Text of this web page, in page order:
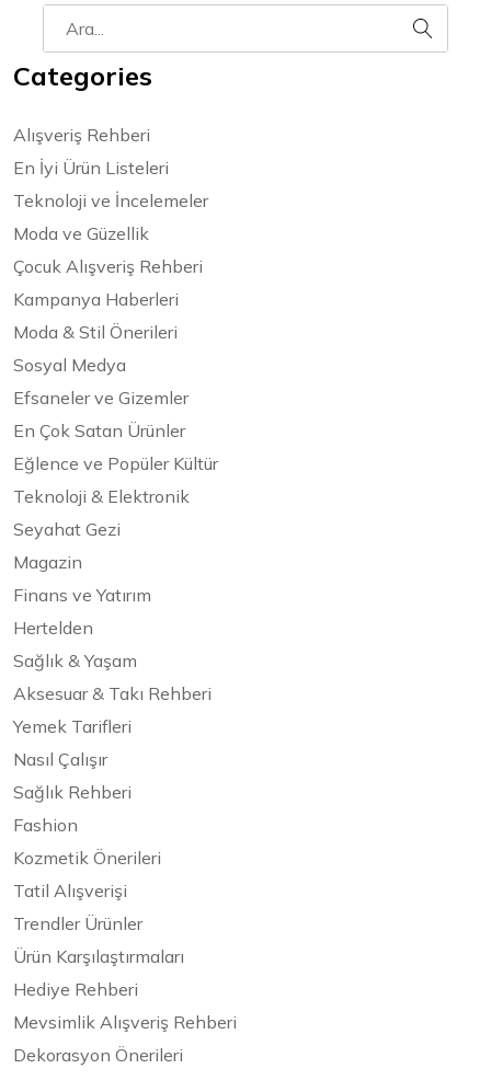
Categories
Alışveriş Rehberi
En İyi Ürün Listeleri
Teknoloji ve İncelemeler
Moda ve Güzellik
Çocuk Alışveriş Rehberi
Kampanya Haberleri
Moda & Stil Önerileri
Sosyal Medya
Efsaneler ve Gizemler
En Çok Satan Ürünler
Eğlence ve Popüler Kültür
Teknoloji & Elektronik
Seyahat Gezi
Magazin
Finans ve Yatırım
Hertelden
Sağlık & Yaşam
Aksesuar & Takı Rehberi
Yemek Tarifleri
Nasıl Çalışır
Sağlık Rehberi
Fashion
Kozmetik Önerileri
Tatil Alışverişi
Trendler Ürünler
Ürün Karşılaştırmaları
Hediye Rehberi
Mevsimlik Alışveriş Rehberi
Dekorasyon Önerileri